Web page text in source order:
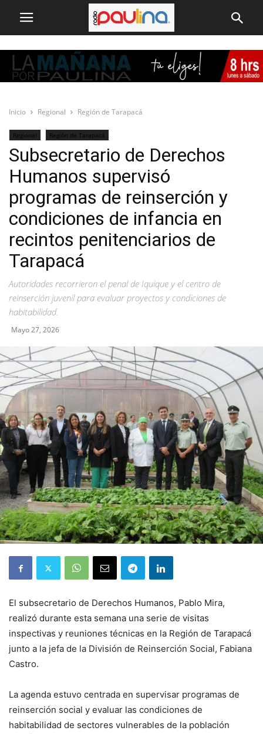
Inicio Regional Región de Tarapacá
Regional Región de Tarapacá
Subsecretario de Derechos
Humanos supervisó
programas de reinserción y
condiciones de infancia en
recintos penitenciarios de
Tarapacá
Autoridades recorrieron el penal de Iquique y el centro de
reinserción juvenil para evaluar proyectos y condiciones de
habitabilidad.
Mayo 27, 2026
El subsecretario de Derechos Humanos, Pablo Mira,
realizó durante esta semana una serie de visitas
inspectivas y reuniones técnicas en la Región de Tarapacá
junto a la jefa de la División de Reinserción Social, Fabiana
Castro.
La agenda estuvo centrada en supervisar programas de
reinserción social y evaluar las condiciones de
habitabilidad de sectores vulnerables de la población